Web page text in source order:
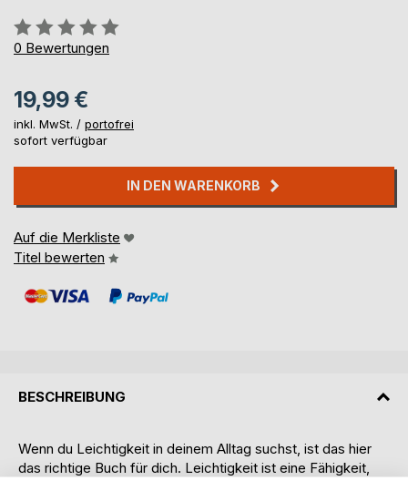
Bewertung::
0%
0 Bewertungen
19,99 €
inkl. MwSt. / portofrei
sofort verfügbar
IN DEN WARENKORB
Auf die Merkliste
Titel bewerten
BESCHREIBUNG
Wenn du Leichtigkeit in deinem Alltag suchst, ist das hier
das richtige Buch für dich. Leichtigkeit ist eine Fähigkeit,